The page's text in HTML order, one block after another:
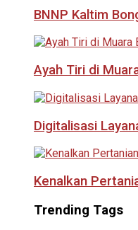
BNNP Kaltim
Ayah Tiri di
Digitalisasi
Kenalkan
Trending Tags